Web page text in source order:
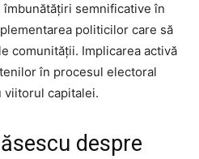
semnificative în
politicilor care să
comunității. Implicarea activă
în procesul electoral
viitorul capitalei.
despre